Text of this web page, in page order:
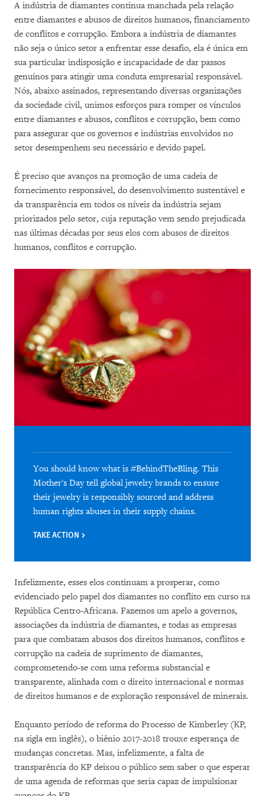
A indústria de diamantes continua manchada pela relação
entre diamantes e abusos de direitos humanos, financiamento
de conflitos e corrupção. Embora a indústria de diamantes
não seja o único setor a enfrentar esse desafio, ela é única em
sua particular indisposição e incapacidade de dar passos
genuínos para atingir uma conduta empresarial responsável.
Nós, abaixo assinados, representando diversas organizações
da sociedade civil, unimos esforços para romper os vínculos
entre diamantes e abusos, conflitos e corrupção, bem como
para assegurar que os governos e indústrias envolvidos no
setor desempenhem seu necessário e devido papel.
É preciso que avanços na promoção de uma cadeia de
fornecimento responsável, do desenvolvimento sustentável e
da transparência em todos os níveis da indústria sejam
priorizados pelo setor, cuja reputação vem sendo prejudicada
nas últimas décadas por seus elos com abusos de direitos
humanos, conflitos e corrupção.
You should know what is #BehindTheBling. This
Mother's Day tell global jewelry brands to ensure
their jewelry is responsibly sourced and address
human rights abuses in their supply chains.
TAKE ACTION
Infelizmente, esses elos continuam a prosperar, como
evidenciado pelo papel dos diamantes no conflito em curso na
República Centro-Africana. Fazemos um apelo a governos,
associações da indústria de diamantes, e todas as empresas
para que combatam abusos dos direitos humanos, conflitos e
corrupção na cadeia de suprimento de diamantes,
comprometendo-se com uma reforma substancial e
transparente, alinhada com o direito internacional e normas
de direitos humanos e de exploração responsável de minerais.
Enquanto período de reforma do Processo de Kimberley (KP,
na sigla em inglês), o biênio 2017-2018 trouxe esperança de
mudanças concretas. Mas, infelizmente, a falta de
transparência do KP deixou o público sem saber o que esperar
de uma agenda de reformas que seria capaz de impulsionar